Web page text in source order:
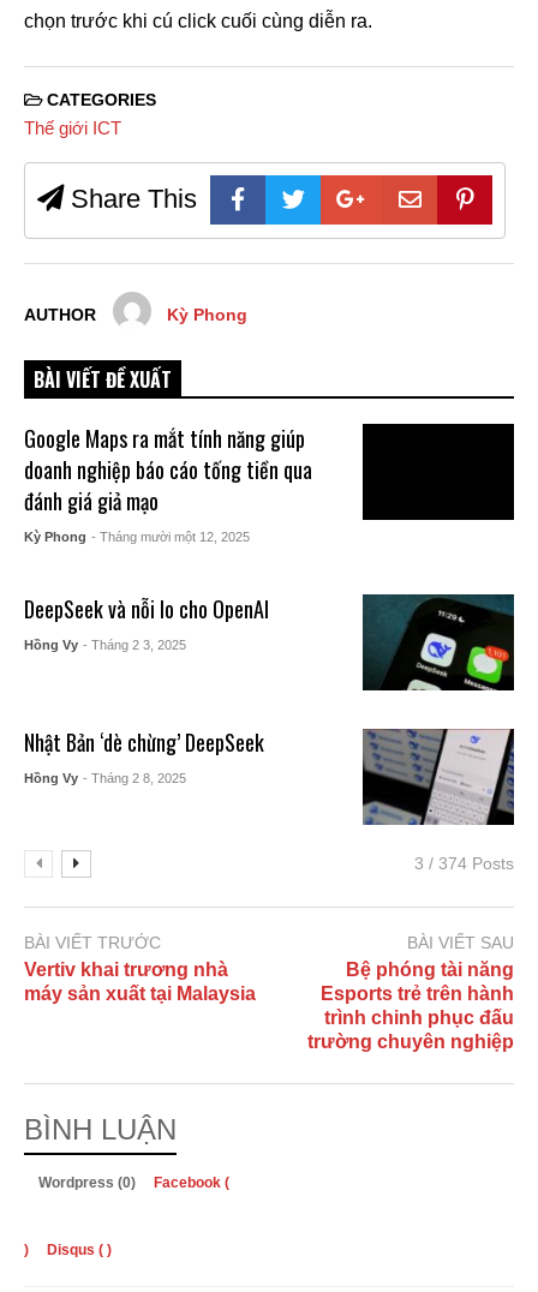
chọn trước khi cú click cuối cùng diễn ra.
CATEGORIES
Thế giới ICT
Share This
AUTHOR Kỳ Phong
BÀI VIẾT ĐỀ XUẤT
Google Maps ra mắt tính năng giúp
doanh nghiệp báo cáo tống tiền qua
đánh giá giả mạo
Kỳ Phong - Tháng mười một 12, 2025
DeepSeek và nỗi lo cho OpenAI
Hồng Vy - Tháng 2 3, 2025
Nhật Bản ‘dè chừng’ DeepSeek
Hồng Vy - Tháng 2 8, 2025
3 / 374 Posts
BÀI VIẾT TRƯỚC
Vertiv khai trương nhà
máy sản xuất tại Malaysia
BÀI VIẾT SAU
Bệ phóng tài năng
Esports trẻ trên hành
trình chinh phục đấu
trường chuyên nghiệp
BÌNH LUẬN
Wordpress (0) Facebook (
) Disqus ( )